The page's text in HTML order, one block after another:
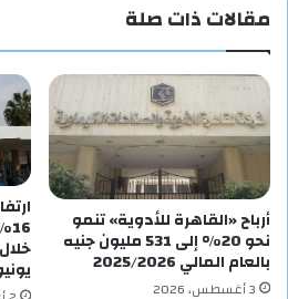
مقالات ذات صلة
أرباح «القاهرة للأدوية» تنمو
نحو 20% إلى 531 مليون جنيه
بالعام المالي 2025/2026
3 أغسطس، 2026
يونيو